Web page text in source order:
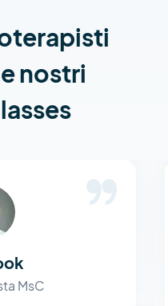
nostri
MsC